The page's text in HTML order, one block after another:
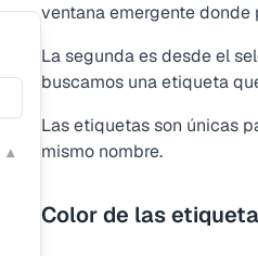
▾
ventana emergente
La segunda es desde el
buscamos una etiqueta
Las etiquetas son únicas
mismo nombre.
Color de las